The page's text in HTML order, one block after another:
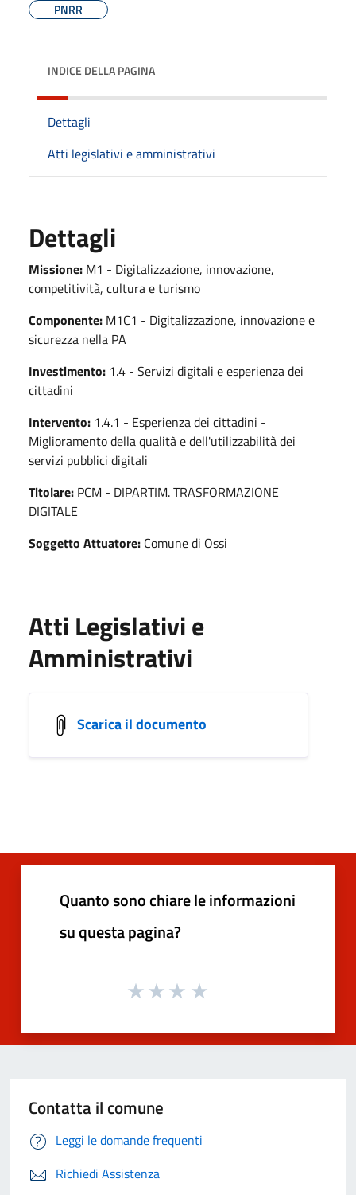
PNRR
INDICE DELLA PAGINA
Dettagli
Atti legislativi e amministrativi
Dettagli
Missione: M1 - Digitalizzazione, innovazione,
competitività, cultura e turismo
Componente: M1C1 - Digitalizzazione, innovazione e
sicurezza nella PA
Investimento: 1.4 - Servizi digitali e esperienza dei
cittadini
Intervento: 1.4.1 - Esperienza dei cittadini -
Miglioramento della qualità e dell'utilizzabilità dei
servizi pubblici digitali
Titolare: PCM - DIPARTIM. TRASFORMAZIONE
DIGITALE
Soggetto Attuatore: Comune di Ossi
Atti Legislativi e
Amministrativi
Scarica il documento
Quanto sono chiare le informazioni
su questa pagina?
Contatta il comune
Leggi le domande frequenti
Richiedi Assistenza